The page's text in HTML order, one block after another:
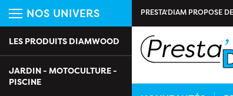
NOS UNIVERS
LES PRODUITS DIAMWOOD
JARDIN - MOTOCULTURE -
PISCINE
PRESTA'DIAM PROPOSE